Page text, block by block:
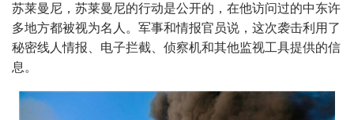
苏莱曼尼，苏莱曼尼的行动是公开的，在他访问过的中东许
多地方都被视为名人。军事和情报官员说，这次袭击利用了
秘密线人情报、电子拦截、侦察机和其他监视工具提供的信
息。